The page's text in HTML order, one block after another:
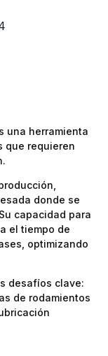
una herramienta
que requieren
donde se
Su capacidad para
el tiempo de
optimizando
desafíos clave:
de rodamientos